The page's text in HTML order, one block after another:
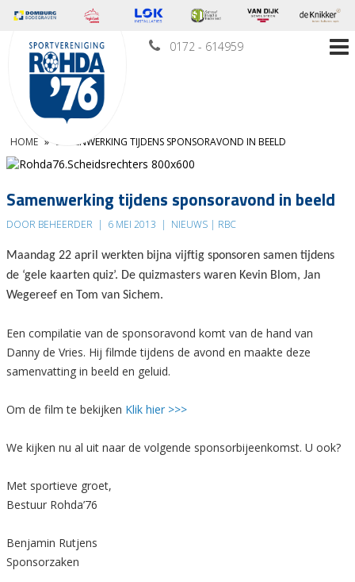
0172 - 614959
HOME » SAMENWERKING TIJDENS SPONSORAVOND IN BEELD
Samenwerking tijdens sponsoravond in beeld
DOOR BEHEERDER | 6 MEI 2013 | NIEUWS | RBC
Maandag 22 april werkten bijna vijftig sponsoren samen tijdens
de ‘gele kaarten quiz’. De quizmasters waren Kevin Blom, Jan
Wegereef en Tom van Sichem.
Een compilatie van de sponsoravond komt van de hand van
Danny de Vries. Hij filmde tijdens de avond en maakte deze
samenvatting in beeld en geluid.
Om de film te bekijken Klik hier >>>
We kijken nu al uit naar de volgende sponsorbijeenkomst. U ook?
Met sportieve groet,
Bestuur Rohda’76
Benjamin Rutjens
Sponsorzaken